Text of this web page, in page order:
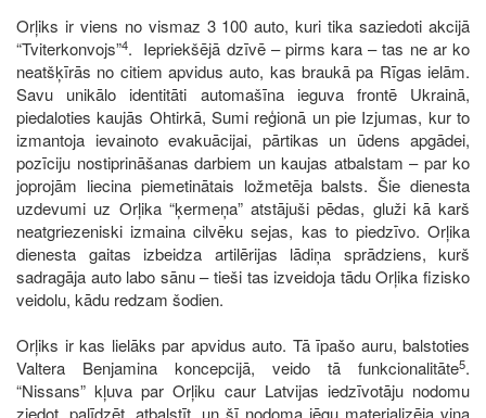
Orļiks ir viens no vismaz 3 100 auto, kuri tika saziedoti akcijā
“Tviterkonvojs”4. Iepriekšējā dzīvē – pirms kara – tas ne ar ko
neatšķīrās no citiem apvidus auto, kas braukā pa Rīgas ielām.
Savu unikālo identitāti automašīna ieguva frontē Ukrainā,
piedaloties kaujās Ohtirkā, Sumi reģionā un pie Izjumas, kur to
izmantoja ievainoto evakuācijai, pārtikas un ūdens apgādei,
pozīciju nostiprināšanas darbiem un kaujas atbalstam – par ko
joprojām liecina piemetinātais ložmetēja balsts. Šie dienesta
uzdevumi uz Orļika “ķermeņa” atstājuši pēdas, gluži kā karš
neatgriezeniski izmaina cilvēku sejas, kas to piedzīvo. Orļika
dienesta gaitas izbeidza artilērijas lādiņa sprādziens, kurš
sadragāja auto labo sānu – tieši tas izveidoja tādu Orļika fizisko
veidolu, kādu redzam šodien.
Orļiks ir kas lielāks par apvidus auto. Tā īpašo auru, balstoties
Valtera Benjamina koncepcijā, veido tā funkcionalitāte5.
“Nissans” kļuva par Orļiku caur Latvijas iedzīvotāju nodomu